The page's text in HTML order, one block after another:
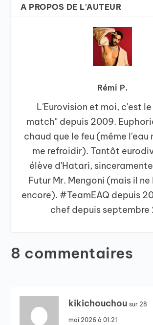
A PROPOS DE L'AUTEUR
Rémi P.
L'Eurovision et moi, c'est
match" depuis 2009.
chaud que le feu (même l'eau
me refroidir). Tantôt
élève d'Hatari,
Futur Mr. Mengoni (mais il
encore). #TeamEAQ depuis
chef depuis septembre
8 commentaires
kikichouchou sur 28
mai 2026 à 01:21